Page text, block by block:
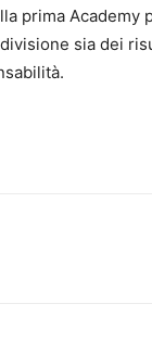
prima Academy
sia dei